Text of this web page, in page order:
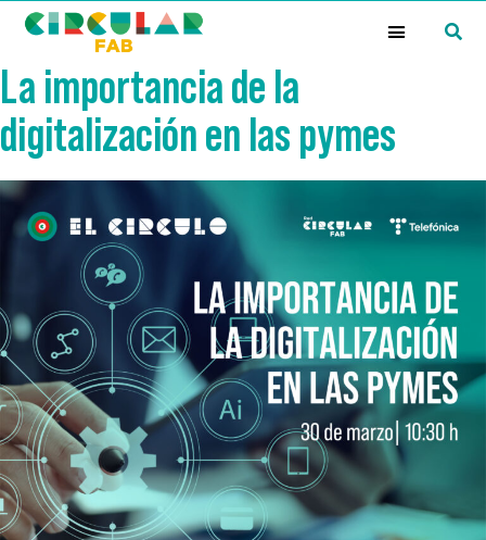
La importancia de la
digitalización en las pymes